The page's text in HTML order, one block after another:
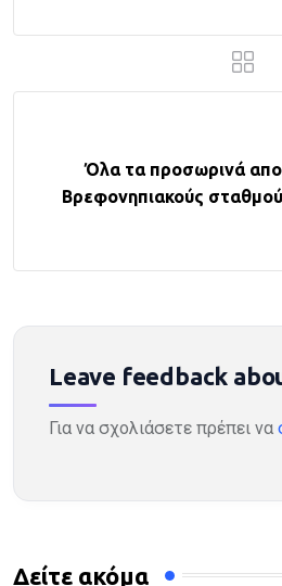
Όλα τα προσωρινά
Βρεφονηπιακούς
Leave feedback
Για να σχολιάσετε πρέπει να
Δείτε ακόμα